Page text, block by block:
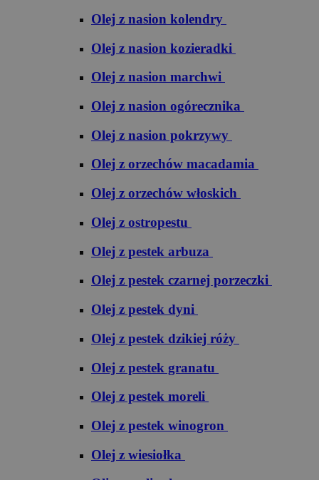
Olej z nasion kolendry
Olej z nasion kozieradki
Olej z nasion marchwi
Olej z nasion ogórecznika
Olej z nasion pokrzywy
Olej z orzechów macadamia
Olej z orzechów włoskich
Olej z ostropestu
Olej z pestek arbuza
Olej z pestek czarnej porzeczki
Olej z pestek dyni
Olej z pestek dzikiej róży
Olej z pestek granatu
Olej z pestek moreli
Olej z pestek winogron
Olej z wiesiołka